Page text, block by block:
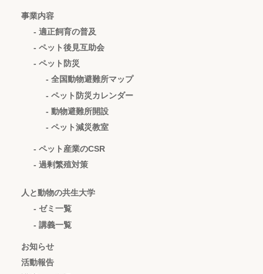
す。
事業内容
- 適正飼育の普及
- ペット後見互助会
- ペット防災
- 全国動物避難所マップ
- ペット防災カレンダー
- 動物避難所開設
- ペット減災教室
- ペット産業のCSR
- 過剰繁殖対策
人と動物の共生大学
- ゼミ一覧
- 講義一覧
お知らせ
活動報告